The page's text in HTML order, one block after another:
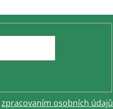
zpracovaním osobních údajů